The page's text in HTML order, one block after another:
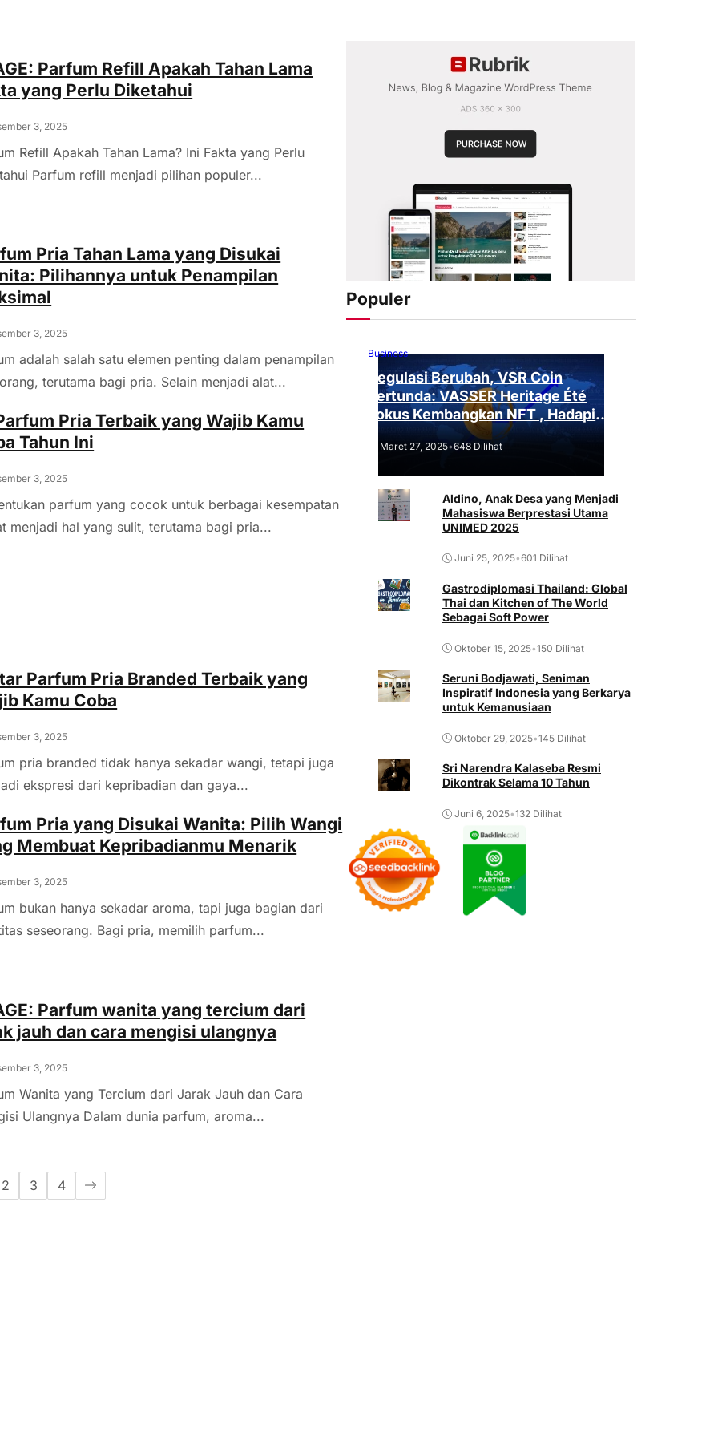
Parfum Refill Apakah Tahan Lama
yang Perlu Diketahui
3, 2025
Refill Apakah Tahan Lama? Ini Fakta yang Perlu
Parfum refill menjadi pilihan populer...
Pria Tahan Lama yang Disukai
Pilihannya untuk Penampilan
3, 2025
adalah salah satu elemen penting dalam penampilan
terutama bagi pria. Selain menjadi alat...
Pria Terbaik yang Wajib Kamu
Tahun Ini
3, 2025
parfum yang cocok untuk berbagai kesempatan
menjadi hal yang sulit, terutama bagi pria...
Parfum Pria Branded Terbaik yang
Kamu Coba
3, 2025
pria branded tidak hanya sekadar wangi, tetapi juga
ekspresi dari kepribadian dan gaya...
Pria yang Disukai Wanita: Pilih Wangi
Membuat Kepribadianmu Menarik
3, 2025
bukan hanya sekadar aroma, tapi juga bagian dari
seseorang. Bagi pria, memilih parfum...
Parfum wanita yang tercium dari
jauh dan cara mengisi ulangnya
3, 2025
Wanita yang Tercium dari Jarak Jauh dan Cara
Ulangnya Dalam dunia parfum, aroma...
2 3 4
Populer
Business
Regulasi Berubah, VSR Coin
Tertunda: VASSER Heritage Été
Fokus Kembangkan NFT , Hadapi
Tantangan Regulasi!
Maret 27, 2025•648 Dilihat
Aldino, Anak Desa yang Menjadi
Mahasiswa Berprestasi Utama
UNIMED 2025
Juni 25, 2025•601 Dilihat
Gastrodiplomasi Thailand: Global
Thai dan Kitchen of The World
Sebagai Soft Power
Oktober 15, 2025•150 Dilihat
Seruni Bodjawati, Seniman
Inspiratif Indonesia yang Berkarya
untuk Kemanusiaan
Oktober 29, 2025•145 Dilihat
Sri Narendra Kalaseba Resmi
Dikontrak Selama 10 Tahun
Juni 6, 2025•132 Dilihat